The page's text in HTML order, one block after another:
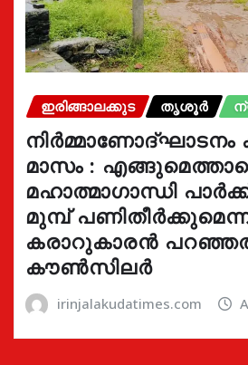
ഇരിങ്ങാലക്കുട തൃശൂർ
നിർമ്മാണോദ്ഘാടനം
മാസം :
മഹാത്മാഗാന്ധി
മുമ്പ്
കരാറുകാരൻ
കൗൺസിലർ
irinjalakudatimes.com